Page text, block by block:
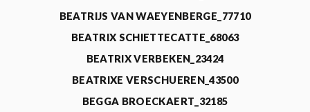
BEATRIJS VAN WAEYENBERGE_77710
BEATRIX SCHIETTECATTE_68063
BEATRIX VERBEKEN_23424
BEATRIXE VERSCHUEREN_43500
BEGGA BROECKAERT_32185